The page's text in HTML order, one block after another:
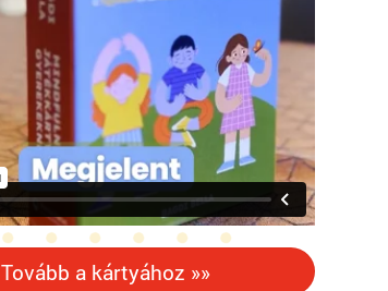
Tovább a kártyához »»